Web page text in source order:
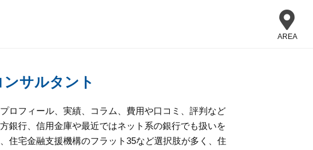
AREA
サルタント
ロフィール、実績、コラム、費用や口コミ、評判など
銀行、信用金庫や最近ではネット系の銀行でも扱いを
住宅金融支援機構のフラット35など選択肢が多く、住